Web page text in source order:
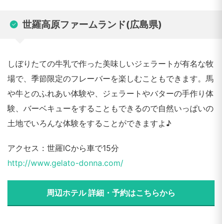
世羅高原ファームランド(広島県)
しぼりたての牛乳で作った美味しいジェラートが有名な牧
場で、季節限定のフレーバーを楽しむこともできます。馬
や牛とのふれあい体験や、ジェラートやバターの手作り体
験、バーベキューをすることもできるので自然いっぱいの
土地でいろんな体験をすることができますよ♪
アクセス：世羅ICから車で15分
http://www.gelato-donna.com/
周辺ホテル 詳細・予約はこちらから